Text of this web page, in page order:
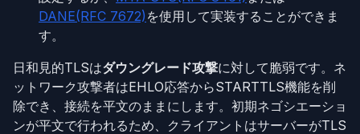
DANE(RFC 7672) を使用して実装することができま
す。
日和見的TLSはダウングレード攻撃に対して脆弱です。ネ
ットワーク攻撃者はEHLO応答からSTARTTLS機能を削
除でき、接続を平文のままにします。初期ネゴシエーショ
ンが平文で行われるため、クライアントはサーバーがTLS